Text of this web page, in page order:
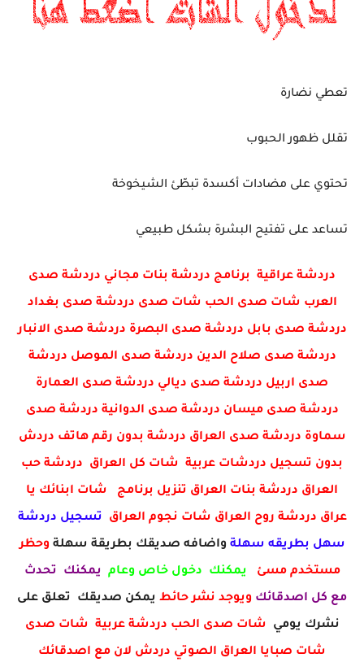
تعطي نضارة
تقلل ظهور الحبوب
تحتوي على مضادات أكسدة تبطّئ الشيخوخة
تساعد على تفتيح البشرة بشكل طبيعي
دردشة عراقية برنامج دردشة بنات مجاني دردشة صدى
العرب شات صدى الحب شات صدى دردشة صدى بغداد
دردشة صدى بابل دردشة صدى البصرة دردشة صدى الانبار
دردشة صدى صلاح الدين دردشة صدى الموصل دردشة
صدى اربيل دردشة صدى ديالي دردشة صدى العمارة
دردشة صدى ميسان دردشة صدى الدوانية دردشة صدى
سماوة دردشة صدى العراق دردشة بدون رقم هاتف دردش
بدون تسجيل دردشات عربية شات كل العراق دردشة حب
العراق دردشة بنات العراق تنزيل برنامج شات ابنائك يا
عراق دردشة روح العراق شات نجوم العراق تسجيل دردشة
سهل بطريقه سهلة واضافه صديقك بطريقة سهلة وحظر
مستخدم مسئ يمكنك دخول خاص وعام يمكنك تحدث
مع كل اصدقائك ويوجد نشر حائط يمكن صديقك تعلق على
نشرك يومي شات صدى الحب دردشة عربية شات صدى
شات صبايا العراق الصوتي دردش لان مع اصدقائك